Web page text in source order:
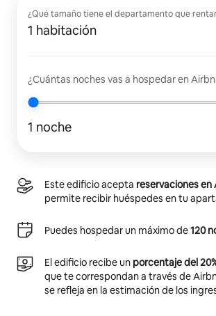
¿Qué tamaño tiene el departamento que
1 habitación
¿Cuántas noches vas a hospedar en
1 noche
Este edificio acepta reservaciones en
permite recibir huéspedes en tu
Puedes hospedar un máximo de120
El edificio recibe un porcentaje del
que te correspondan a través de
se refleja en la estimación de los